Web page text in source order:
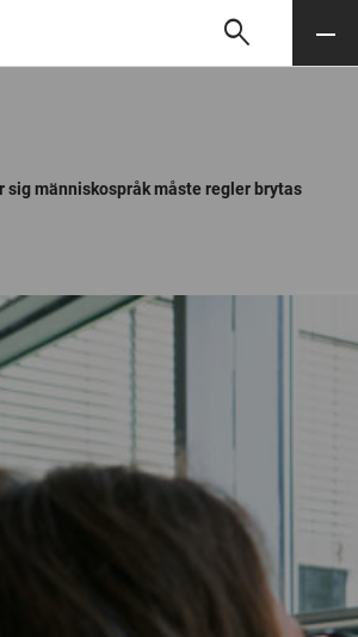
Söksearch Meny
sig människospråk måste regler brytas